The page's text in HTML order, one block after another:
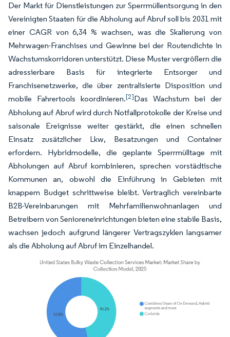
Der Markt für Dienstleistungen zur Sperrmüllentsorgung in den
Vereinigten Staaten für die Abholung auf Abruf soll bis 2031 mit
einer CAGR von 6,34 % wachsen, was die Skalierung von
Mehrwagen-Franchises und Gewinne bei der Routendichte in
Wachstumskorridoren unterstützt. Diese Muster vergrößern die
adressierbare Basis für integrierte Entsorger und
Franchisenetzwerke, die über zentralisierte Disposition und
mobile Fahrertools koordinieren.[2]Das Wachstum bei der
Abholung auf Abruf wird durch Notfallprotokolle der Kreise und
saisonale Ereignisse weiter gestärkt, die einen schnellen
Einsatz zusätzlicher Lkw, Besatzungen und Container
erfordern. Hybridmodelle, die geplante Sperrmülltage mit
Abholungen auf Abruf kombinieren, sprechen vorstädtische
Kommunen an, obwohl die Einführung in Gebieten mit
knappem Budget schrittweise bleibt. Vertraglich vereinbarte
B2B-Vereinbarungen mit Mehrfamilienwohnanlagen und
Betreibern von Senioreneinrichtungen bieten eine stabile Basis,
wachsen jedoch aufgrund längerer Vertragszyklen langsamer
als die Abholung auf Abruf im Einzelhandel.